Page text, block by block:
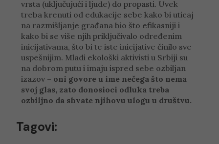
vrsta (uključujući i ljude) do propasti. Uvek
treba krenuti od edukacije sebe kako bi uticaj
na razmišljanje građana bio što efikasniji i
kako bi se više njih priključivalo određenim
inicijativama, što bi te iste inicijative činilo sve
uspešnijim. Mladi ekološki aktivisti u Srbiji su
na dobrom putu i imaju ispred sebe ozbiljan
izazov – oni govore u ime nečega što nema
svoj glas, zato donosioci odluka treba
ozbiljno da shvate njihovu ulogu u društvu.
Tagovi: